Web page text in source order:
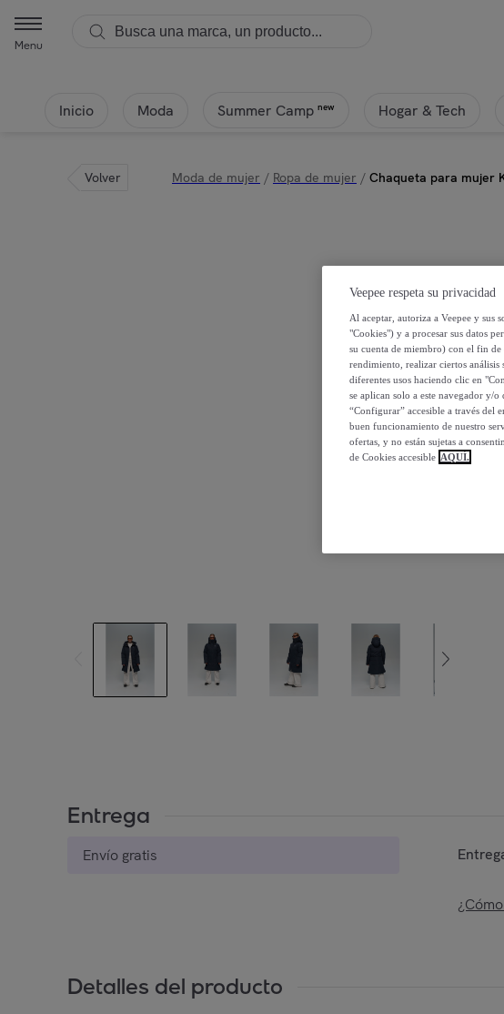
Menu
Inicio Moda Summer Camp new Hogar & Tech
Volver Moda de mujer / Ropa de mujer / Chaqueta para mujer
Entrega
Envío gratis
Detalles del producto
Veepee respeta su privacidad
Al aceptar, autoriza a Veepee y sus
"Cookies") y a procesar sus datos
su cuenta de miembro) con el fin
rendimiento, realizar ciertos análisis
diferentes usos haciendo clic en
se aplican solo a este navegador y/
“Configurar” accesible a través del
buen funcionamiento de nuestro
ofertas, y no están sujetas a
de Cookies accesible AQUÍ.